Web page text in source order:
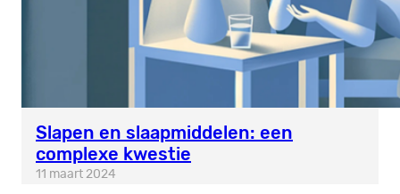
Slapen en slaapmiddelen: een
complexe kwestie
11 maart 2024